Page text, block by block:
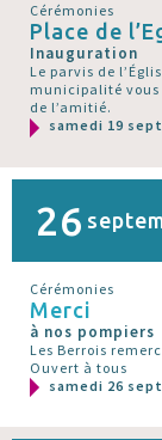
Cérémonies
Place de
Inauguration
Le parvis de
municipalité
de l’amitié.
samedi 19
26
Cérémonies
Merci
à nos pompiers
Les Berrois
Ouvert à tous
samedi 26